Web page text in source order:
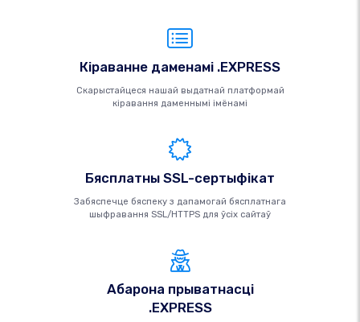
Кіраванне даменамі .EXPRESS
Скарыстайцеся нашай выдатнай платформай
кіравання даменнымі імёнамі
Бясплатны SSL-сертыфікат
Забяспечце бяспеку з дапамогай бясплатнага
шыфравання SSL/HTTPS для ўсіх сайтаў
Абарона прыватнасці
.EXPRESS